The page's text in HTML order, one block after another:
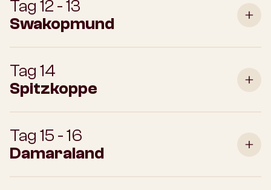
Tag 12 - 13
Swakopmund
Tag 14
Spitzkoppe
Tag 15 - 16
Damaraland